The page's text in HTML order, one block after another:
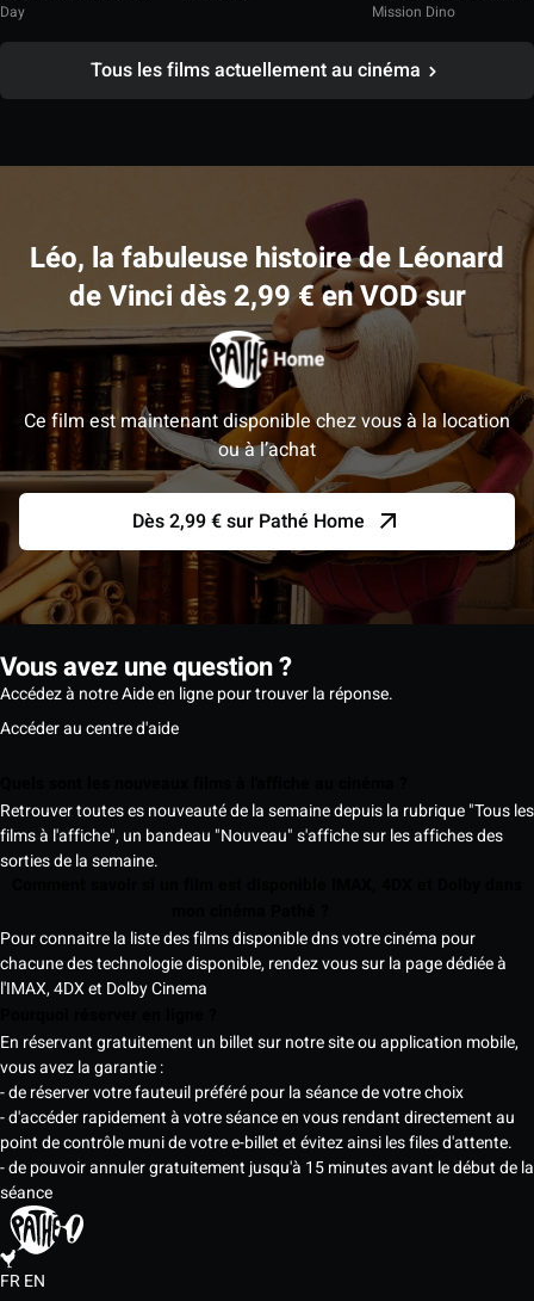
Day
Mission Dino
Tous les films actuellement au cinéma
Léo, la fabuleuse histoire de Léonard
de Vinci dès 2,99 € en VOD sur
Ce film est maintenant disponible chez vous à la location
ou à l’achat
Dès 2,99 € sur Pathé Home
Vous avez une question ?
Accédez à notre Aide en ligne pour trouver la réponse.
Accéder au centre d'aide
Retrouver toutes es nouveauté de la semaine depuis la rubrique "Tous les
films à l'affiche", un bandeau "Nouveau" s'affiche sur les affiches des
sorties de la semaine.
Pour connaitre la liste des films disponible dns votre cinéma pour
chacune des technologie disponible, rendez vous sur la page dédiée à
l'IMAX, 4DX et Dolby Cinema
En réservant gratuitement un billet sur notre site ou application mobile,
vous avez la garantie :
- de réserver votre fauteuil préféré pour la séance de votre choix
- d'accéder rapidement à votre séance en vous rendant directement au
point de contrôle muni de votre e-billet et évitez ainsi les files d'attente.
- de pouvoir annuler gratuitement jusqu'à 15 minutes avant le début de la
séance
FREN